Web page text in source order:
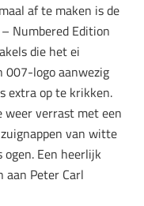
af te maken is de
Numbered Edition
die het ei
007-logo aanwezig
extra op te krikken.
weer verrast met een
van witte
Een heerlijk
aan Peter Carl